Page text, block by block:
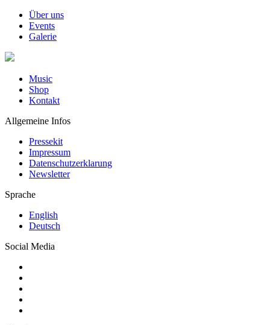
Über uns
Events
Galerie
Music
Shop
Kontakt
Allgemeine Infos
Pressekit
Impressum
Datenschutzerklarung
Newsletter
Sprache
English
Deutsch
Social Media